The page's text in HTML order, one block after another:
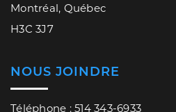
Montréal, Québec
H3C 3J7
NOUS JOINDRE
Téléphone : 514 343-6933